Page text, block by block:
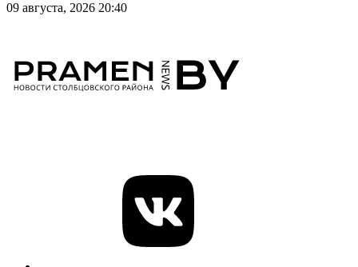
09 августа, 2026 20:40